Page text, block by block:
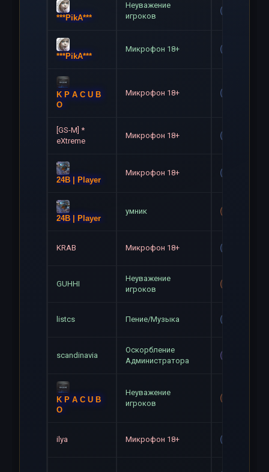
***PikA***
Неуважение
игроков
***PikA***
Микрофон 18+
K P A C U B
O
Микрофон 18+
[GS-M] *
eXtreme
Микрофон 18+
24B | Player
Микрофон 18+
24B | Player
умник
KRAB Микрофон 18+
GUHHI
Неуважение
игроков
listcs Пение/Музыка
scandinavia
Оскорбление
Администратора
K P A C U B
O
Неуважение
игроков
ilya Микрофон 18+